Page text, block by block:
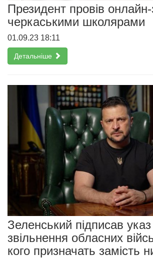
Президент провів онлайн-
черкаськими школярами
01.09.23 18:11
Детальніше
Зеленський підписав
звільнення обласних
кого призначать замість